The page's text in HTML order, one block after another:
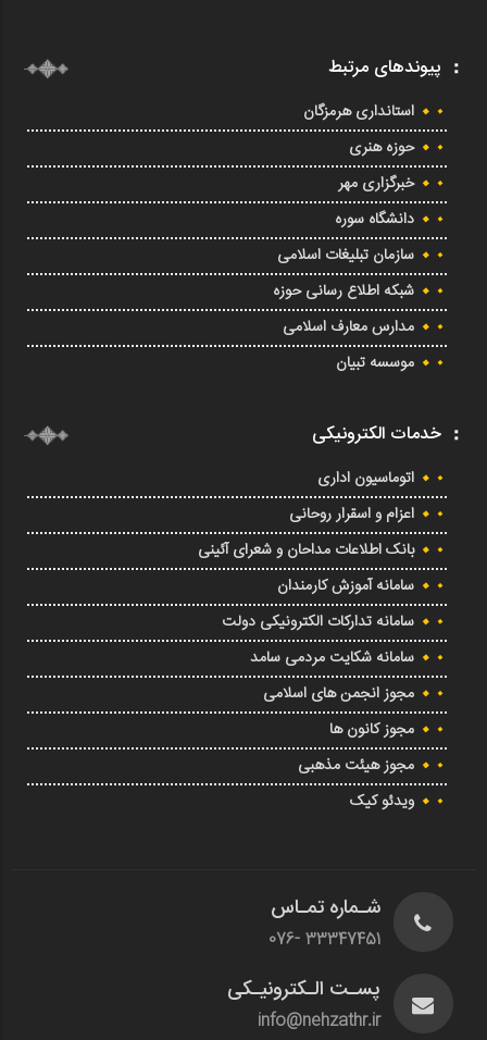
پیوندهای مرتبط
استانداری هرمزگان
حوزه هنری
خبرگزاری مهر
دانشگاه سوره
سازمان تبلیغات اسلامی
شبکه اطلاع رسانی حوزه
مدارس معارف اسلامی
موسسه تبیان
خدمات الکترونیکی
اتوماسیون اداری
اعزام و اسقرار روحانی
بانک اطلاعات مداحان و شعرای آئینی
سامانه آموزش کارمندان
سامانه تدارکات الکترونیکی دولت
سامانه شکایت مردمی سامد
مجوز انجمن های اسلامی
مجوز کانون ها
مجوز هیئت مذهبی
ویدئو کیک
شـماره تمـاس
33347451 -076
پسـت الـکترونیـکی
info@nehzathr.ir